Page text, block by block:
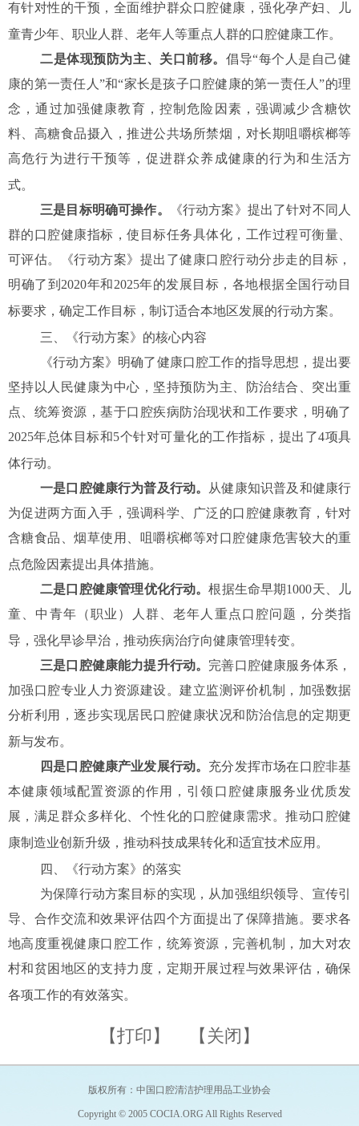
有针对性的干预，全面维护群众口腔健康，强化孕产妇、儿
童青少年、职业人群、老年人等重点人群的口腔健康工作。
二是体现预防为主、关口前移。 倡导“每个人是自己健
康的第一责任人”和“家长是孩子口腔健康的第一责任人”的理
念，通过加强健康教育，控制危险因素，强调减少含糖饮
料、高糖食品摄入，推进公共场所禁烟，对长期咀嚼槟榔等
高危行为进行干预等，促进群众养成健康的行为和生活方
式。
三是目标明确可操作。
《行动方案》提出了针对不同人
群的口腔健康指标，使目标任务具体化，工作过程可衡量、
可评估。《行动方案》提出了健康口腔行动分步走的目标，
明确了到 2020年和2025年的发展目标，各地根据全国行动目
标要求，确定工作目标，制订适合本地区发展的行动方案。
三、
《行动方案》的核心内容
《行动方案》明确了健康口腔工作的指导思想，提出要
坚持以人民健康为中心，坚持预防为主、防治结合、突出重
点、统筹资源，基于口腔疾病防治现状和工作要求，明确了
2025年总体目标和5个针对可量化的工作指标，提出了4项具
体行动。
一是口腔健康行为普及行动。 从健康知识普及和健康行
为促进两方面入手，强调科学、广泛的口腔健康教育，针对
含糖食品、烟草使用、咀嚼槟榔等对口腔健康危害较大的重
点危险因素提出具体措施。
二是口腔健康管理优化行动。根据生命早期1000天、儿
童、中青年（职业）人群、老年人重点口腔问题，分类指
导，强化早诊早治，推动疾病治疗向健康管理转变。
三是口腔健康能力提升行动。 完善口腔健康服务体系，
加强口腔专业人力资源建设。建立监测评价机制，加强数据
分析利用，逐步实现居民口腔健康状况和防治信息的定期更
新与发布。
四是口腔健康产业发展行动。 充分发挥市场在口腔非基
本健康领域配置资源的作用，引领口腔健康服务业优质发
展，满足群众多样化、个性化的口腔健康需求。推动口腔健
康制造业创新升级，推动科技成果转化和适宜技术应用。
四、
《行动方案》的落实
为保障行动方案目标的实现，从加强组织领导、宣传引
导、合作交流和效果评估四个方面提出了保障措施。要求各
地高度重视健康口腔工作，统筹资源，完善机制，加大对农
村和贫困地区的支持力度，定期开展过程与效果评估，确保
各项工作的有效落实。
【打印】 【关闭】
版权所有：中国口腔清洁护理用品工业协会
Copyright © 2005 COCIA.ORG All Rights Reserved